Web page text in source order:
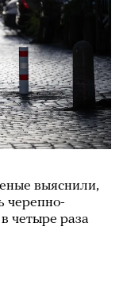
выяснили,
черепно-
четыре раза